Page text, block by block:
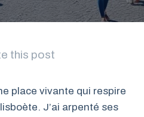
this post
place vivante qui respire
J’ai arpenté ses